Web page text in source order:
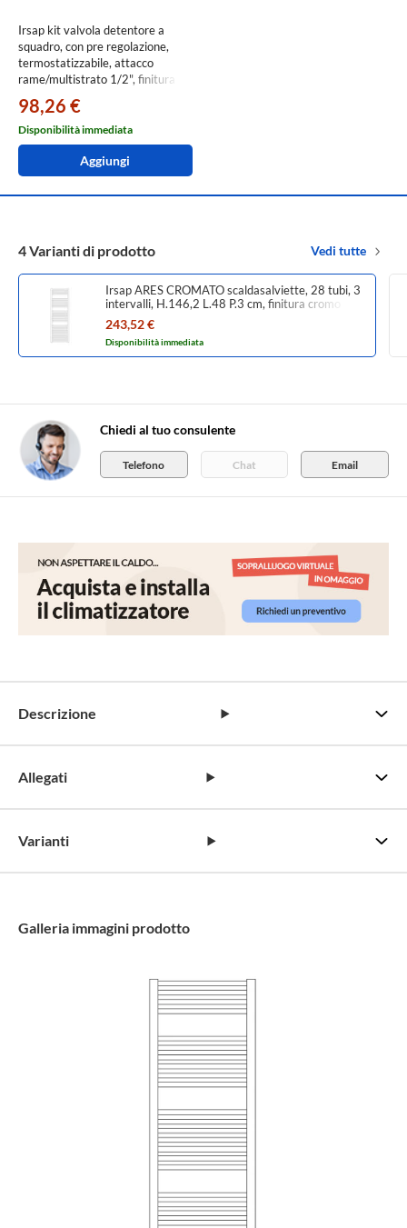
Irsap kit valvola detentore a
squadro, con pre regolazione,
termostatizzabile, attacco
rame/multistrato 1/2", finitura
98,26 €
Disponibilità immediata
Aggiungi
4 Varianti di prodotto Vedi tutte
Irsap ARES CROMATO scaldasalviette, 28 tubi, 3
intervalli, H.146,2 L.48 P.3 cm, finitura cromo
Cod.50 EIL048B50IR01NNN01
243,52 €
Disponibilità immediata
Chiedi al tuo consulente
Telefono Chat Email
Descrizione
Allegati
Varianti
Galleria immagini prodotto